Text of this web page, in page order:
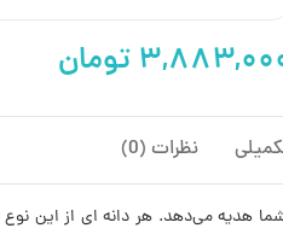
نظرات (0)
هدیه می‌دهد. هر دانه ای از این